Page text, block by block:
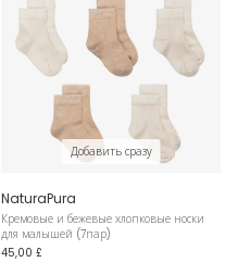
Добавить сразу
NaturaPura
Кремовые и бежевые хлопковые носки
для малышей (7пар)
45,00 £